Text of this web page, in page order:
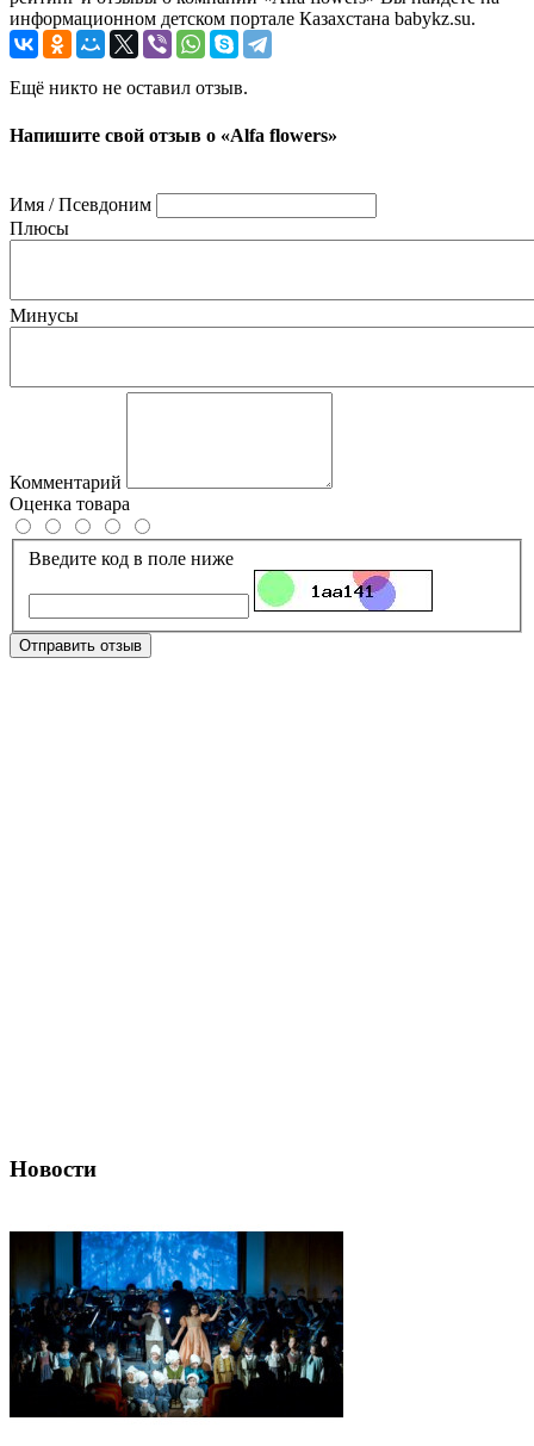
информационном детском портале Казахстана babykz.su.
Ещё никто не оставил отзыв.
Напишите свой отзыв о «Alfa flowers»
Имя / Псевдоним
Плюсы
Минусы
Комментарий
Оценка товара
Введите код в поле ниже
Отправить отзыв
Новости